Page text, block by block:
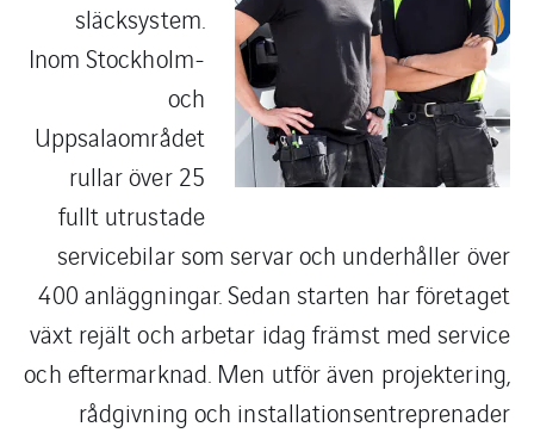
släcksystem.
Inom Stockholm-
och
Uppsalaområdet
rullar över 25
fullt utrustade
servicebilar som servar och underhåller över
400 anläggningar. Sedan starten har företaget
växt rejält och arbetar idag främst med service
och eftermarknad. Men utför även projektering,
rådgivning och installationsentreprenader